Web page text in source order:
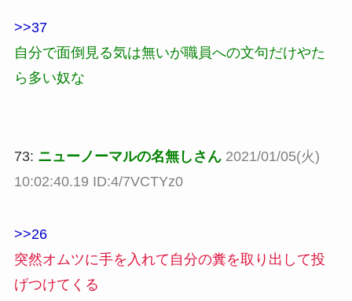
>>37
自分で面倒見る気は無いが職員への文句だけやた
ら多い奴な
73: ニューノーマルの名無しさん 2021/01/05(火)
10:02:40.19 ID:4/7VCTYz0
>>26
突然オムツに手を入れて自分の糞を取り出して投
げつけてくる